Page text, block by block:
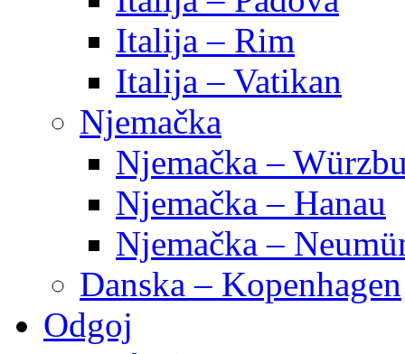
Italija – Rim
Italija – Vatikan
Njemačka
Njemačka –
Njemačka – Hanau
Njemačka –
Danska – Kopenhagen
Odgoj